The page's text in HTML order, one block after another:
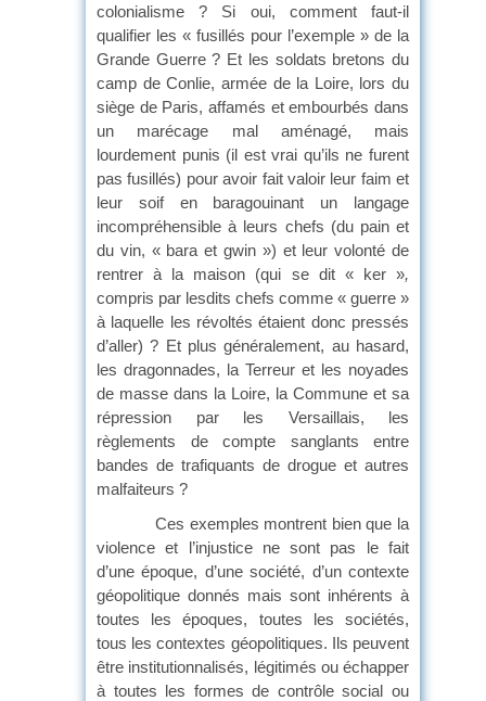
colonialisme ? Si oui, comment faut-il
qualifier les « fusillés pour l’exemple » de la
Grande Guerre ? Et les soldats bretons du
camp de Conlie, armée de la Loire, lors du
siège de Paris, affamés et embourbés dans
un marécage mal aménagé, mais
lourdement punis (il est vrai qu’ils ne furent
pas fusillés) pour avoir fait valoir leur faim et
leur soif en baragouinant un langage
incompréhensible à leurs chefs (du pain et
du vin, « bara et gwin ») et leur volonté de
rentrer à la maison (qui se dit « ker »,
compris par lesdits chefs comme « guerre »
à laquelle les révoltés étaient donc pressés
d’aller) ? Et plus généralement, au hasard,
les dragonnades, la Terreur et les noyades
de masse dans la Loire, la Commune et sa
répression par les Versaillais, les
règlements de compte sanglants entre
bandes de trafiquants de drogue et autres
malfaiteurs ?
Ces exemples montrent bien que la
violence et l’injustice ne sont pas le fait
d’une époque, d’une société, d’un contexte
géopolitique donnés mais sont inhérents à
toutes les époques, toutes les sociétés,
tous les contextes géopolitiques. Ils peuvent
être institutionnalisés, légitimés ou échapper
à toutes les formes de contrôle social ou